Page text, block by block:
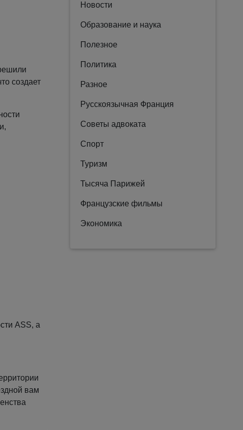
создает
ASS, а
вам
Новости
Образование и наука
Полезное
Политика
Разное
Русскоязычная Франция
Советы адвоката
Спорт
Туризм
Тысяча Парижей
Французские фильмы
Экономика